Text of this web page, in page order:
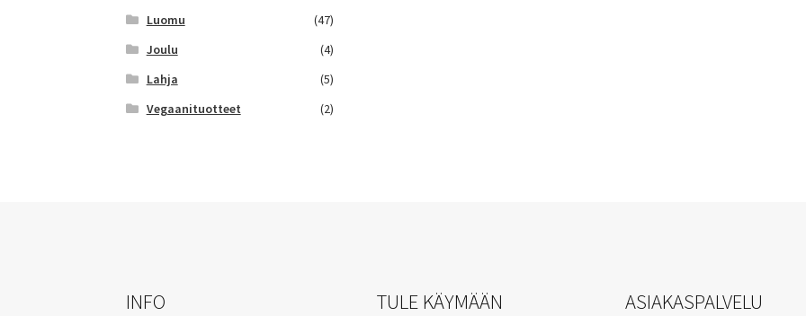
Luomu
(47)
Joulu
(4)
Lahja
(5)
Vegaanituotteet
(2)
INFO TULE KÄYMÄÄN ASIAKASPALVELU